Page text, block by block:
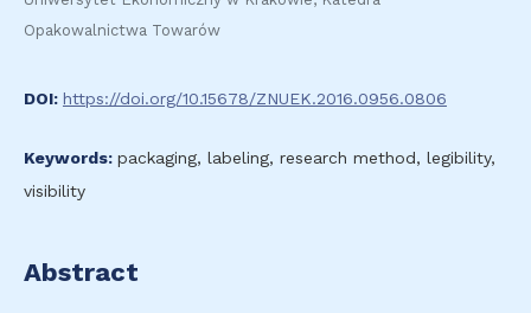
Opakowalnictwa Towarów
DOI: https://doi.org/10.15678/ZNUEK.2016.0956.0806
Keywords: packaging, labeling, research method, legibility,
visibility
Abstract